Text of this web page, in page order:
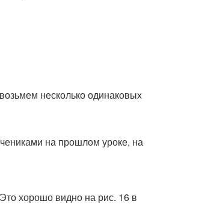
несколько одинаковых
на прошлом уроке, на
хорошо видно на рис. 16 в